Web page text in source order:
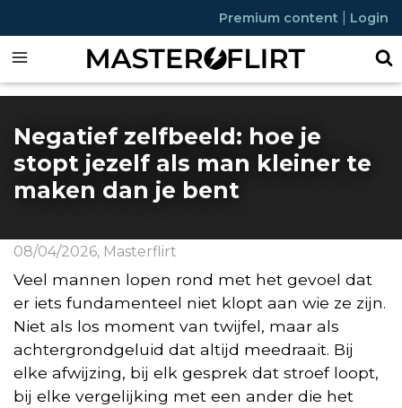
Premium content Login
Negatief zelfbeeld: hoe je
stopt jezelf als man kleiner te
maken dan je bent
08/04/2026, Masterflirt
Veel mannen lopen rond met het gevoel dat
er iets fundamenteel niet klopt aan wie ze zijn.
Niet als los moment van twijfel, maar als
achtergrondgeluid dat altijd meedraait. Bij
elke afwijzing, bij elk gesprek dat stroef loopt,
bij elke vergelijking met een ander die het